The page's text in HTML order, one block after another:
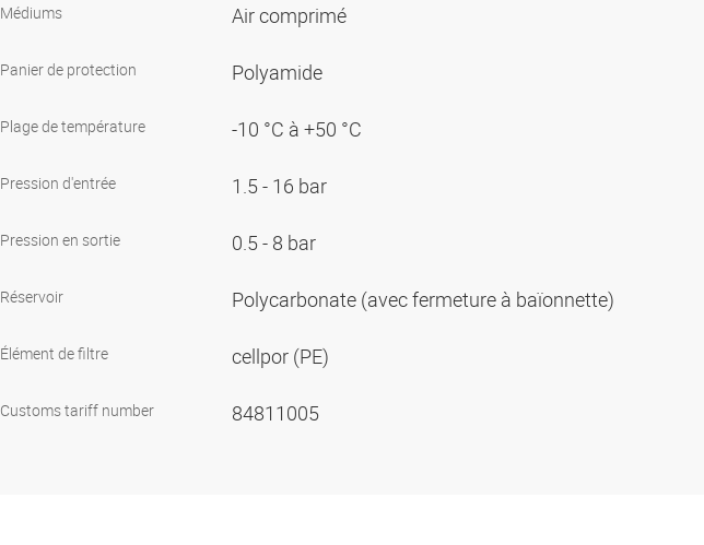
Médiums Air comprimé
Panier de protection Polyamide
Plage de température -10 °C à +50 °C
Pression d'entrée 1.5 - 16 bar
Pression en sortie 0.5 - 8 bar
Réservoir Polycarbonate (avec fermeture à baïonnette)
Élément de filtre cellpor (PE)
Customs tariff number 84811005